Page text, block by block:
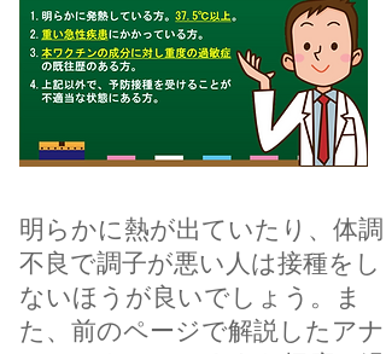
​明らかに熱が出ていたり、体調
不良で調子が悪い人は接種をし
ないほうが良いでしょう。ま
た、前のページで解説したアナ